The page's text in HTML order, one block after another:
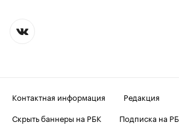
Контактная информация
Редакция
Скрыть баннеры на РБК
Подписка на